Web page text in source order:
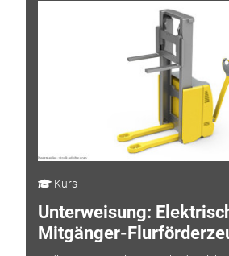
Kurs
Unterweisung:
Mitgänger-